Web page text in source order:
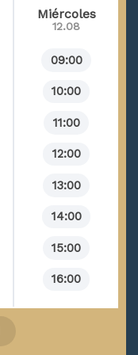
y adolescencia
Miércoles
12.08
09:00
10:00
11:00
12:00
13:00
14:00
15:00
16:00